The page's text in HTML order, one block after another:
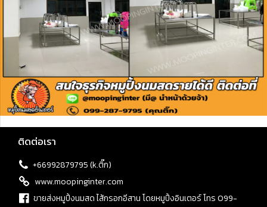
ติดต่อเรา
+66992879795 (k.ติ๊ก)
www.moopinginter.com
ขายส่งหมูปิ้งนมสด ไส้กรอกอีสาน โดยหมูปิ้งอินเตอร์ โทร 099-